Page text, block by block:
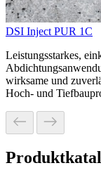
DSI Inject PUR 1C
Leistungsstarkes,
wirksame und
Hoch- und